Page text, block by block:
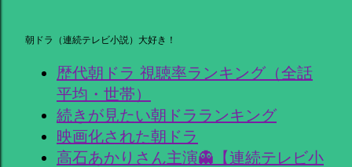
朝ドラ（連続テレビ小説）大好き！
歴代朝ドラ 視聴率ランキング（全話
平均・世帯）
続きが見たい朝ドラランキング
映画化された朝ドラ
高石あかりさん主演👻【連続テレビ小